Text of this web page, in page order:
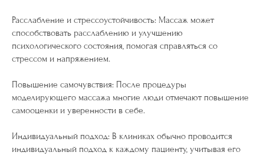
Расслабление и стрессоустойчивость: Массаж может
способствовать расслаблению и улучшению
психологического состояния, помогая справляться со
стрессом и напряжением.
Повышение самочувствия: После процедуры
моделирующего массажа многие люди отмечают повышение
самооценки и уверенности в себе.
Индивидуальный подход: В клиниках обычно проводится
индивидуальный подход к каждому пациенту, учитывая его